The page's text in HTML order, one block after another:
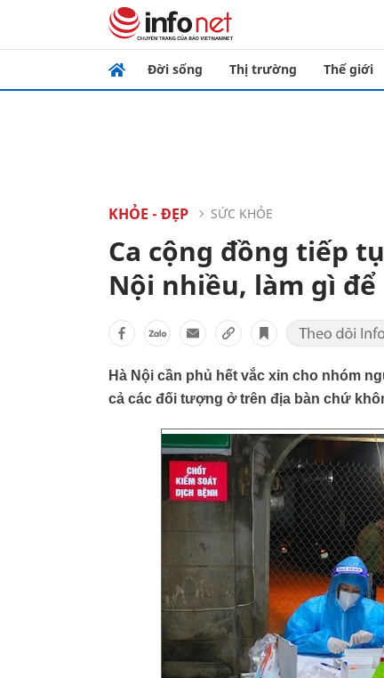
Đời sống Thị trường Thế giới
KHỎE - ĐẸP SỨC KHỎE
Ca cộng đồng tiếp
Nội nhiều, làm gì
Hà Nội cần phủ hết vắc xin cho nhóm
cả các đối tượng ở trên địa bàn chứ